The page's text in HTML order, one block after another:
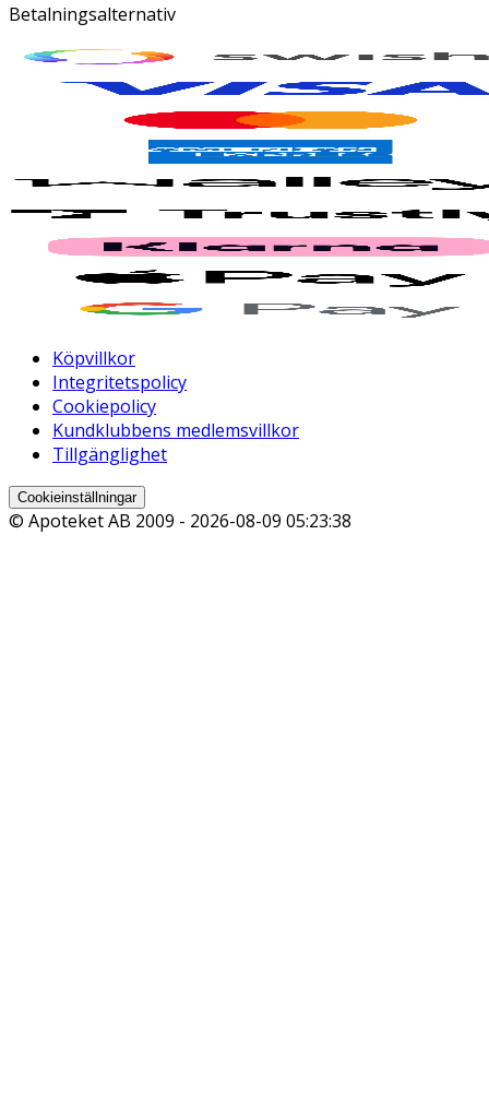
Betalningsalternativ
Köpvillkor
Integritetspolicy
Cookiepolicy
Kundklubbens medlemsvillkor
Tillgänglighet
Cookieinställningar
© Apoteket AB 2009 - 2026-08-09 05:23:38